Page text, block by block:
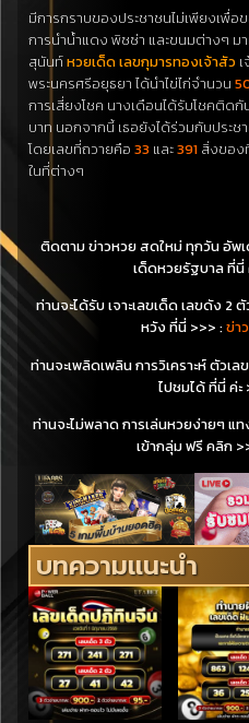
มีการกราบของประชาชนไม่เพียงเพื่อ
การนำน้ำแดง พิซซ่า และขนมต่างๆ ม
สุนันท์หวยเด็ด เลขกุมารทองเจ้าสัว
พระนครศรีอยุธยา ได้นำไข่ไก่จำนวน
การเสี่ยงโชค นางเดือนได้รับโชคติด
บาท นอกจากนี้ เธอยังได้ร่วมกับประช
โดยเลขที่ถวายคือ 33 และ391 สิ่งของ
ในที่ต่างๆ
ติดตาม ข่าวหวย สดใหม่ ทุกวัน อัพเ
เด็ดหวยรัฐบาลที่นี่
ท่านจะได้รับ เจาะเลขเด็ด เลขดัง 2
หวัง ที่นี่ >>> :ข่า
ท่านจะเพลิดเพลิน การวิเคราะห์ ตัวเ
ไปชมได้ ที่นี่ ค่ะ
ท่านจะไม่พลาด การเล่นหวยง่ายๆ แ
เข้ากลุ่ม ฟรี คลิก
บทความแนะนำ